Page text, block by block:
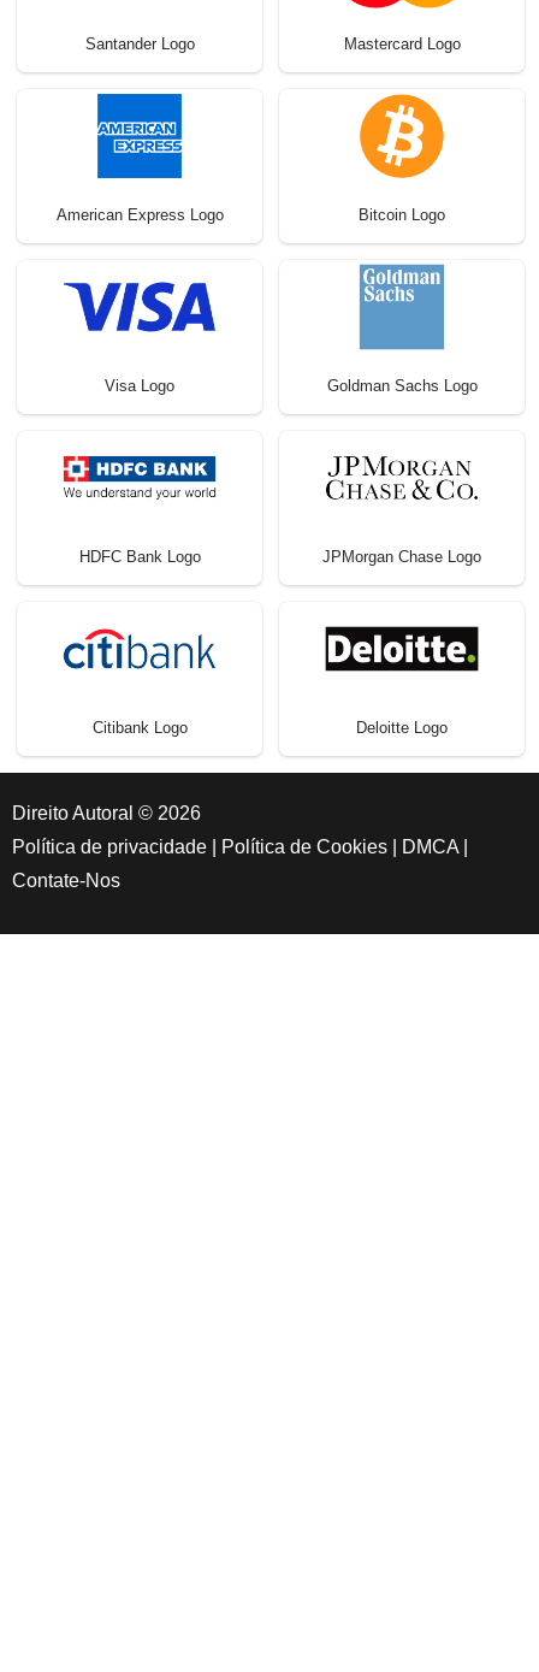
Santander Logo Mastercard Logo
American Express Logo Bitcoin Logo
Visa Logo Goldman Sachs Logo
HDFC Bank Logo JPMorgan Chase Logo
Citibank Logo Deloitte Logo
Direito Autoral © 2026
Política de privacidade
Política de Cookies DMCA
Contate-Nos